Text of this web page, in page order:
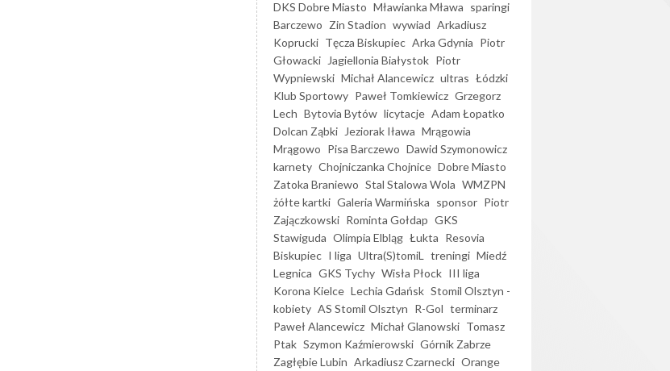
DKS Dobre Miasto Mławianka Mława sparingi
Barczewo Zin Stadion wywiad Arkadiusz
Koprucki Tęcza Biskupiec Arka Gdynia Piotr
Głowacki
Jagiellonia Białystok Piotr
Wypniewski Michał Alancewicz ultras Łódzki
Klub Sportowy Paweł Tomkiewicz Grzegorz
Lech Bytovia Bytów licytacje Adam Łopatko
Dolcan Ząbki
Jeziorak Iława Mrągowia
Mrągowo Pisa Barczewo Dawid Szymonowicz
karnety Chojniczanka Chojnice Dobre Miasto
Zatoka Braniewo Stal Stalowa Wola WMZPN
żółte kartki Galeria Warmińska sponsor Piotr
Zajączkowski Rominta Gołdap GKS
Stawiguda Olimpia Elbląg Łukta Resovia
Biskupiec I liga Ultra(S)tomiL treningi Miedź
Legnica GKS Tychy Wisła Płock III liga
Korona Kielce Lechia Gdańsk Stomil Olsztyn -
kobiety AS Stomil Olsztyn R-Gol terminarz
Paweł Alancewicz Michał Glanowski Tomasz
Ptak Szymon Kaźmierowski Górnik Zabrze
Zagłębie Lubin Arkadiusz Czarnecki Orange